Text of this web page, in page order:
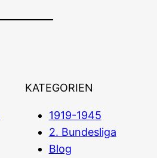
KATEGORIEN
1919-1945
2. Bundesliga
Blog